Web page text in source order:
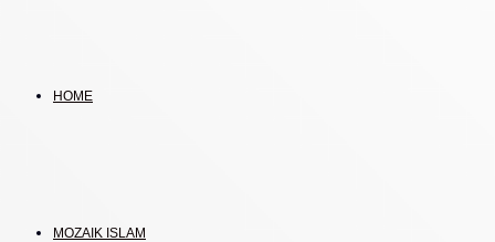
HOME
MOZAIK ISLAM